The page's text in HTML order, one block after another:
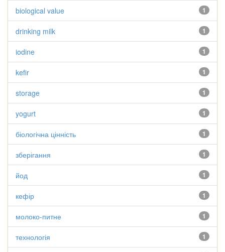
1
biological value
1
drinking milk
1
iodine
1
kefir
1
storage
1
yogurt
1
біологічна цінність
1
зберігання
1
йод
1
кефір
1
молоко-питне
1
технологія